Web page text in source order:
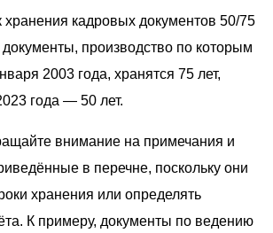
хранения кадровых документов 50/75
документы, производство по которым
2003 года, хранятся 75 лет,
года — 50 лет.
внимание на примечания и
в перечне, поскольку они
хранения или определять
К примеру, документы по ведению